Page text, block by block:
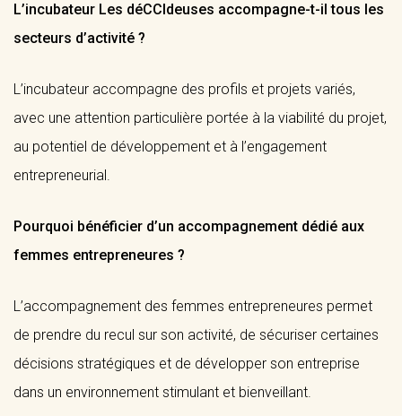
L’incubateur Les déCCIdeuses accompagne-t-il tous les
secteurs d’activité ?
L’incubateur accompagne des profils et projets variés,
avec une attention particulière portée à la viabilité du projet,
au potentiel de développement et à l’engagement
entrepreneurial.
Pourquoi bénéficier d’un accompagnement dédié aux
femmes entrepreneures ?
L’accompagnement des femmes entrepreneures permet
de prendre du recul sur son activité, de sécuriser certaines
décisions stratégiques et de développer son entreprise
dans un environnement stimulant et bienveillant.